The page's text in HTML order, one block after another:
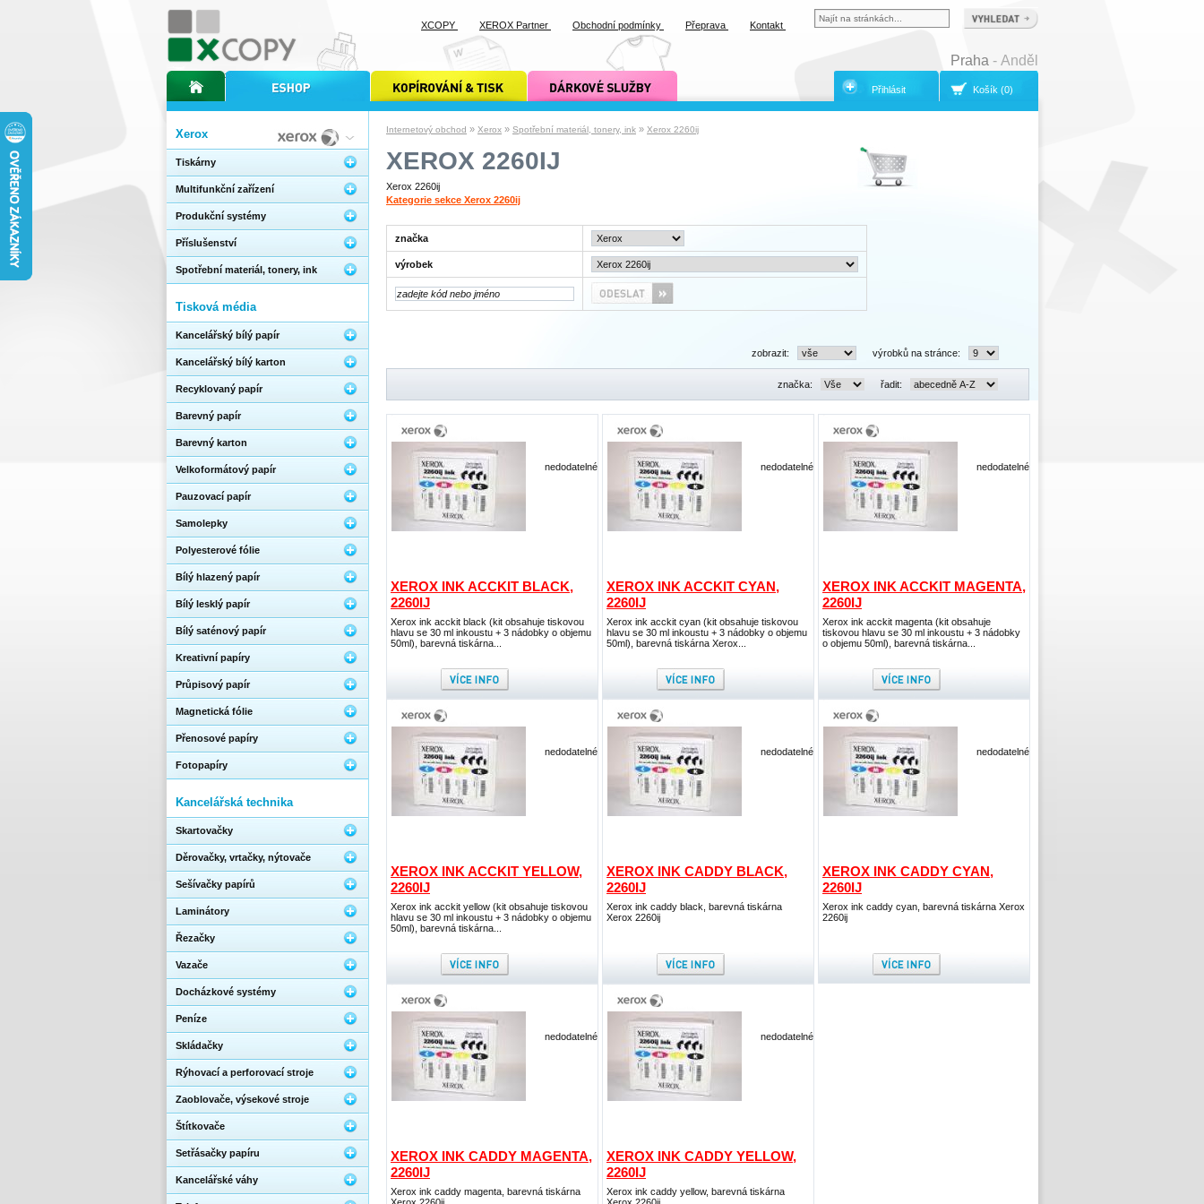
Internetový obchod » Xerox » Spotřební materiál, tonery, ink » Xerox 2260ij
XEROX 2260IJ
Xerox 2260ij
Kategorie sekce Xerox 2260ij
značka
výrobek
zobrazit: výrobků na stránce:
značka: řadit:
XEROX INK ACCKIT BLACK,
2260IJ
Xerox ink acckit black (kit obsahuje tiskovou
hlavu se 30 ml inkoustu + 3 nádobky o objemu
50ml), barevná tiskárna...
nedodatelné
XEROX INK ACCKIT CYAN,
2260IJ
Xerox ink acckit cyan (kit obsahuje tiskovou
hlavu se 30 ml inkoustu + 3 nádobky o objemu
50ml), barevná tiskárna Xerox...
nedodatelné
XEROX INK ACCKIT MAGENTA,
2260IJ
Xerox ink acckit magenta (kit obsahuje
tiskovou hlavu se 30 ml inkoustu + 3 nádobky
o objemu 50ml), barevná tiskárna...
nedodatelné
XEROX INK ACCKIT YELLOW,
2260IJ
Xerox ink acckit yellow (kit obsahuje tiskovou
hlavu se 30 ml inkoustu + 3 nádobky o objemu
50ml), barevná tiskárna...
nedodatelné
XEROX INK CADDY BLACK,
2260IJ
Xerox ink caddy black, barevná tiskárna
Xerox 2260ij
nedodatelné
XEROX INK CADDY CYAN,
2260IJ
Xerox ink caddy cyan, barevná tiskárna Xerox
2260ij
nedodatelné
XEROX INK CADDY MAGENTA,
2260IJ
Xerox ink caddy magenta, barevná tiskárna
nedodatelné
XEROX INK CADDY YELLOW,
2260IJ
Xerox ink caddy yellow, barevná tiskárna
nedodatelné
Xerox
Tiskárny
Multifunkční zařízení
Produkční systémy
Příslušenství
Spotřební materiál, tonery, ink
Tisková média
Kancelářský bílý papír
Kancelářský bílý karton
Recyklovaný papír
Barevný papír
Barevný karton
Velkoformátový papír
Pauzovací papír
Samolepky
Polyesterové fólie
Bílý hlazený papír
Bílý lesklý papír
Bílý saténový papír
Kreativní papíry
Průpisový papír
Magnetická fólie
Přenosové papíry
Fotopapíry
Kancelářská technika
Skartovačky
Děrovačky, vrtačky, nýtovače
Sešívačky papírů
Laminátory
Řezačky
Vazače
Docházkové systémy
Peníze
Skládačky
Rýhovací a perforovací stroje
Zaoblovače, výsekové stroje
Štítkovače
Setřásačky papíru
Kancelářské váhy
úvodní stránka xcopyinternetový obchod xcopy kopírování a tisk xcopy dárkové služby xcopy
XCOPY XEROX Partner Obchodní podmínky Přeprava Kontakt
Praha - Anděl
Košík (0)
Přihlásit